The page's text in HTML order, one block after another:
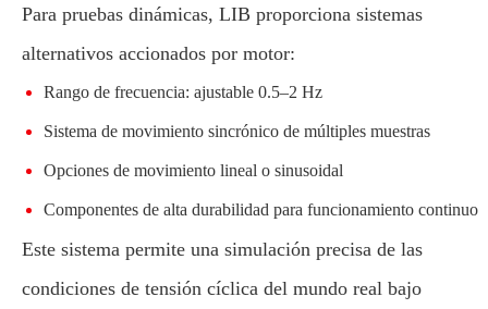
Para pruebas dinámicas, LIB proporciona sistemas
alternativos accionados por motor:
Rango de frecuencia: ajustable 0.5–2 Hz
Sistema de movimiento sincrónico de múltiples muestras
Opciones de movimiento lineal o sinusoidal
Componentes de alta durabilidad para funcionamiento continuo
Este sistema permite una simulación precisa de las
condiciones de tensión cíclica del mundo real bajo